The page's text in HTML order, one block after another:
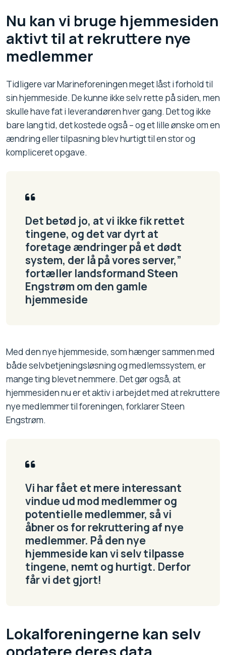
Nu kan vi bruge hjemmesiden
aktivt til at rekruttere nye
medlemmer
Tidligere var Marineforeningen meget låst i forhold til
sin hjemmeside. De kunne ikke selv rette på siden, men
skulle have fat i leverandøren hver gang. Det tog ikke
bare lang tid, det kostede også – og et lille ønske om en
ændring eller tilpasning blev hurtigt til en stor og
kompliceret opgave.
Det betød jo, at vi ikke fik rettet
tingene, og det var dyrt at
foretage ændringer på et dødt
system, der lå på vores server,”
fortæller landsformand Steen
Engstrøm om den gamle
hjemmeside
Med den nye hjemmeside, som hænger sammen med
både selvbetjeningsløsning og medlemssystem, er
mange ting blevet nemmere. Det gør også, at
hjemmesiden nu er et aktiv i arbejdet med at rekruttere
nye medlemmer til foreningen, forklarer Steen
Engstrøm.
Vi har fået et mere interessant
vindue ud mod medlemmer og
potentielle medlemmer, så vi
åbner os for rekruttering af nye
medlemmer. På den nye
hjemmeside kan vi selv tilpasse
tingene, nemt og hurtigt. Derfor
får vi det gjort!
Lokalforeningerne kan selv